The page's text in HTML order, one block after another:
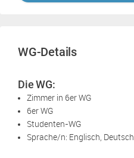
WG-Details
Die WG:
Zimmer in 6er WG
6er WG
Studenten-WG
Sprache/n: Englisch, Deutsch